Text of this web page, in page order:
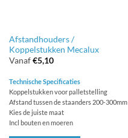
Afstandhouders /
Koppelstukken Mecalux
Vanaf€5,10
Technische Specificaties
Koppelstukken voor palletstelling
Afstand tussen de staanders 200-300mm
Kies de juiste maat
Incl bouten en moeren